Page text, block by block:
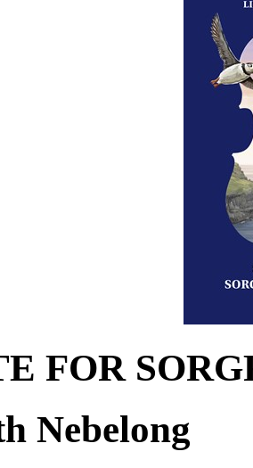
FOR
Nebelong